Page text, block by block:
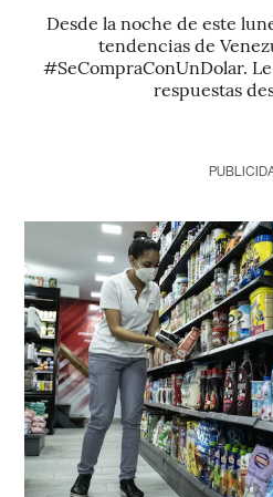
Desde la noche de este
tendencias de
#SeCompraConUnDolar.
respuestas